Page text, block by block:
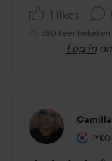
1 likes
380 keer bekeken
Log in
Camilla
De rol